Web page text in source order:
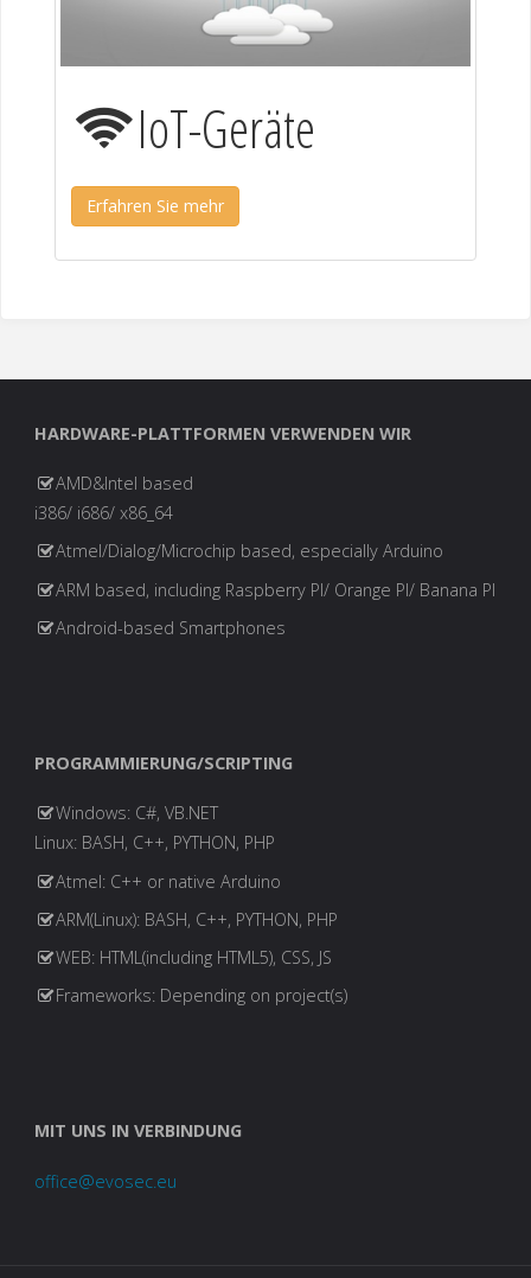
IoT-Geräte
Erfahren Sie mehr
HARDWARE-PLATTFORMEN VERWENDEN WIR
AMD&Intel based
i386/ i686/ x86_64
Atmel/Dialog/Microchip based, especially Arduino
ARM based, including Raspberry PI/ Orange PI/ Banana PI
Android-based Smartphones
PROGRAMMIERUNG/SCRIPTING
Windows: C#, VB.NET
Linux: BASH, C++, PYTHON, PHP
Atmel: C++ or native Arduino
ARM(Linux): BASH, C++, PYTHON, PHP
WEB: HTML(including HTML5), CSS, JS
Frameworks: Depending on project(s)
MIT UNS IN VERBINDUNG
office@evosec.eu